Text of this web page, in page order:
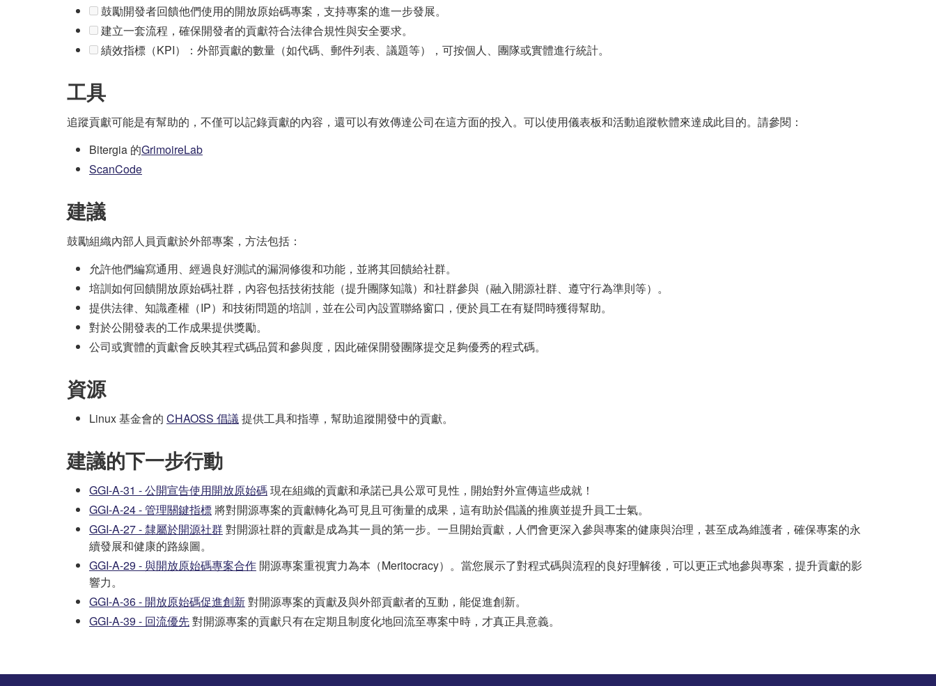
鼓勵開發者回饋他們使用的開放原始碼專案，支持專案的進一步發展。
建立一套流程，確保開發者的貢獻符合法律合規性與安全要求。
績效指標（KPI）：外部貢獻的數量（如代碼、郵件列表、議題等），可按個人、團隊或實體進行統計。
工具
追蹤貢獻可能是有幫助的，不僅可以記錄貢獻的內容，還可以有效傳達公司在這方面的投入。可以使用儀表板和活動追蹤軟體來達成此目的。請參閱：
Bitergia 的GrimoireLab
ScanCode
建議
鼓勵組織內部人員貢獻於外部專案，方法包括：
允許他們編寫通用、經過良好測試的漏洞修復和功能，並將其回饋給社群。
培訓如何回饋開放原始碼社群，內容包括技術技能（提升團隊知識）和社群參與（融入開源社群、遵守行為準則等）。
提供法律、知識產權（IP）和技術問題的培訓，並在公司內設置聯絡窗口，便於員工在有疑問時獲得幫助。
對於公開發表的工作成果提供獎勵。
公司或實體的貢獻會反映其程式碼品質和參與度，因此確保開發團隊提交足夠優秀的程式碼。
資源
Linux 基金會的 CHAOSS 倡議提供工具和指導，幫助追蹤開發中的貢獻。
建議的下一步行動
GGI-A-31 - 公開宣告使用開放原始碼現在組織的貢獻和承諾已具公眾可見性，開始對外宣傳這些成就！
GGI-A-24 - 管理關鍵指標 將對開源專案的貢獻轉化為可見且可衡量的成果，這有助於倡議的推廣並提升員工士氣。
GGI-A-27 - 隸屬於開源社群對開源社群的貢獻是成為其一員的第一步。一旦開始貢獻，人們會更深入參與專案的健康與治理，甚至成為維護者，確保專案的永
續發展和健康的路線圖。
GGI-A-29 - 與開放原始碼專案合作 開源專案重視實力為本（Meritocracy）。當您展示了對程式碼與流程的良好理解後，可以更正式地參與專案，提升貢獻的影
響力。
GGI-A-36 - 開放原始碼促進創新對開源專案的貢獻及與外部貢獻者的互動，能促進創新。
GGI-A-39 - 回流優先對開源專案的貢獻只有在定期且制度化地回流至專案中時，才真正具意義。